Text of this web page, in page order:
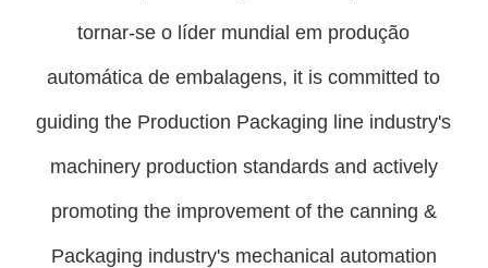
tornar-se o líder mundial em produção
automática de embalagens, it is committed to
guiding the Production Packaging line industry's
machinery production standards and actively
promoting the improvement of the canning &
Packaging industry's mechanical automation